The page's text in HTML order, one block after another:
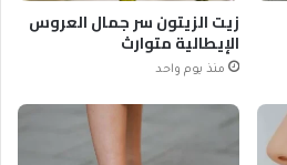
زيت الزيتون سر جمال العروس
الإيطالية متوارث
منذ يوم واحد